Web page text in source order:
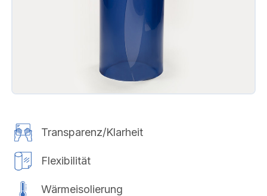
Transparenz/Klarheit
Flexibilität
Wärmeisolierung